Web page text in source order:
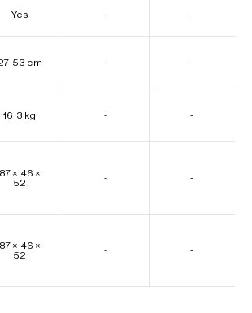
Yes - -
53 cm - -
16.3 kg - -
87 × 46 ×
52
- -
87 × 46 ×
52
- -